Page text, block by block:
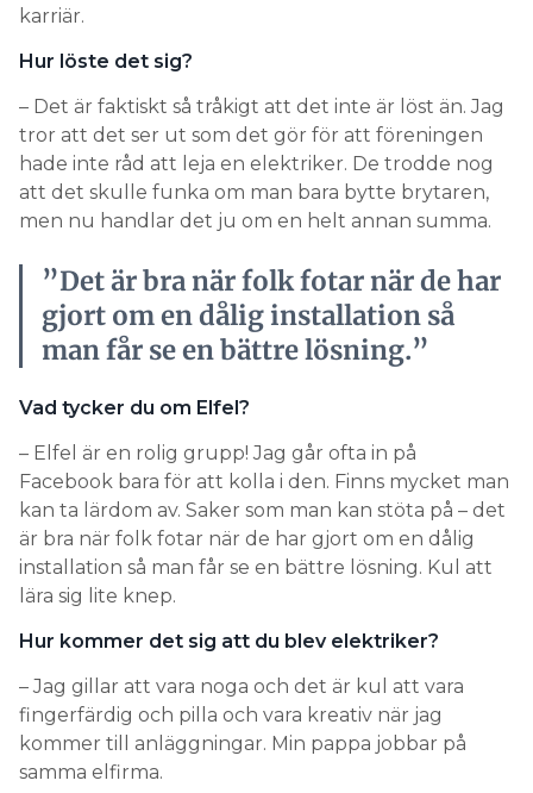
karriär.
Hur löste det sig?
– Det är faktiskt så tråkigt att det inte är löst än. Jag
tror att det ser ut som det gör för att föreningen
hade inte råd att leja en elektriker. De trodde nog
att det skulle funka om man bara bytte brytaren,
men nu handlar det ju om en helt annan summa.
”Det är bra när folk fotar när de har
gjort om en dålig installation så
man får se en bättre lösning.”
Vad tycker du om Elfel?
– Elfel är en rolig grupp! Jag går ofta in på
Facebook bara för att kolla i den. Finns mycket man
kan ta lärdom av. Saker som man kan stöta på – det
är bra när folk fotar när de har gjort om en dålig
installation så man får se en bättre lösning. Kul att
lära sig lite knep.
Hur kommer det sig att du blev elektriker?
– Jag gillar att vara noga och det är kul att vara
fingerfärdig och pilla och vara kreativ när jag
kommer till anläggningar. Min pappa jobbar på
samma elfirma.